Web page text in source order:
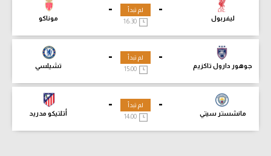
-
ليفربول
-
موناكو
لم تبدأ
-
جوهور دارول تاكزيم
-
تشيلسي
لم تبدأ
15:00
-
مانشستر سيتي
-
أتلتيكو مدريد
لم تبدأ
14:00